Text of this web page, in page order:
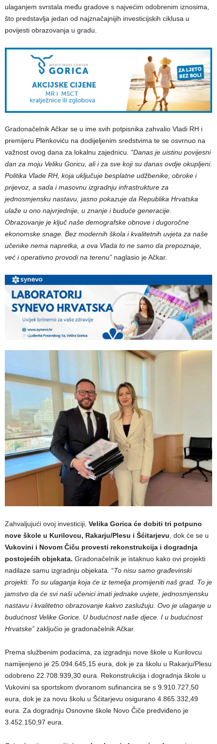
ulaganjem svrstala među gradove s najvećim odobrenim iznosima,
što predstavlja jedan od najznačajnijih investicijskih ciklusa u
povijesti obrazovanja u gradu.
Gradonačelnik Ačkar se u ime svih potpisnika zahvalio Vladi RH i
premijeru Plenkoviću na dodijeljenim sredstvima te se osvrnuo na
važnost ovog dana za lokalnu zajednicu . “Danas je uistinu povijesni
dan za moju Veliku Goricu, ali i za sve koji su danas ovdje okupljeni.
Politika Vlade RH, koja uključuje besplatne udžbenike, obroke i
prijevoz, a sada i masovnu izgradnju infrastrukture za
jednosmjensku nastavu, jasno pokazuje da Republika Hrvatska
ulaže u ono najvrjednije, u znanje i buduće generacije.
Obrazovanje je ključ naše demografske obnove i dugoročne
ekonomske snage. Bez modernih škola i kvalitetnih uvjeta za naše
učenike nema napretka, a ova Vlada to ne samo da prepoznaje,
već i operativno provodi na terenu” naglasio je Ačkar.
Zahvaljujući ovoj investiciji, Velika Gorica će dobiti tri potpuno
nove škole u Kurilovcu, Rakarju/Plesu i Šćitarjevu , dok će se u
Vukovini i Novom Čiču provesti rekonstrukcija i dogradnja
postojećih objekata. Gradonačelnik je istaknuo kako ovi projekti
nadilaze samu izgradnju objekata. “To nisu samo građevinski
projekti. To su ulaganja koja će iz temelja promijeniti naš grad. To je
jamstvo da će svi naši učenici imati jednake uvjete, jednosmjensku
nastavu i kvalitetno obrazovanje kakvo zaslužuju. Ovo je ulaganje u
budućnost Velike Gorice. U budućnost naše djece. I u budućnost
Hrvatske” zaključio je gradonačelnik Ačkar.
Prema službenim podacima, za izgradnju nove škole u Kurilovcu
namijenjeno je 25.094.645,15 eura, dok je za školu u Rakarju/Plesu
odobreno 22.708.939,30 eura. Rekonstrukcija i dogradnja škole u
Vukovini sa sportskom dvoranom sufinancira se s 9.910.727,50
eura, dok je za novu školu u Šćitarjevu osigurano 4.865.332,49
eura. Za dogradnju Osnovne škole Novo Čiče predviđeno je
3.452.150,97 eura.